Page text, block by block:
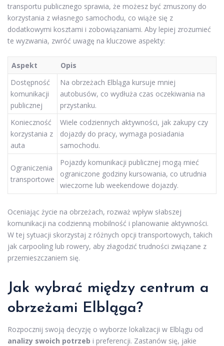
transportu publicznego sprawia, że możesz być zmuszony do
korzystania z własnego samochodu, co wiąże się z
dodatkowymi kosztami i zobowiązaniami. Aby lepiej zrozumieć
te wyzwania, zwróć uwagę na kluczowe aspekty:
Aspekt
Opis
Dostępność
komunikacji
publicznej
Na obrzeżach Elbląga kursuje mniej
autobusów, co wydłuża czas oczekiwania na
przystanku.
Konieczność
korzystania z
auta
Wiele codziennych aktywności, jak zakupy czy
dojazdy do pracy, wymaga posiadania
samochodu.
Ograniczenia
transportowe
Pojazdy komunikacji publicznej mogą mieć
ograniczone godziny kursowania, co utrudnia
wieczorne lub weekendowe dojazdy.
Oceniając życie na obrzeżach, rozważ wpływ słabszej
komunikacji na codzienną mobilność i planowanie aktywności.
W tej sytuacji skorzystaj z różnych opcji transportowych, takich
jak carpooling lub rowery, aby złagodzić trudności związane z
przemieszczaniem się.
Jak wybrać między centrum a
obrzeżami Elbląga?
Rozpocznij swoją decyzję o wyborze lokalizacji w Elblągu od
analizy swoich potrzeb i preferencji. Zastanów się, jakie